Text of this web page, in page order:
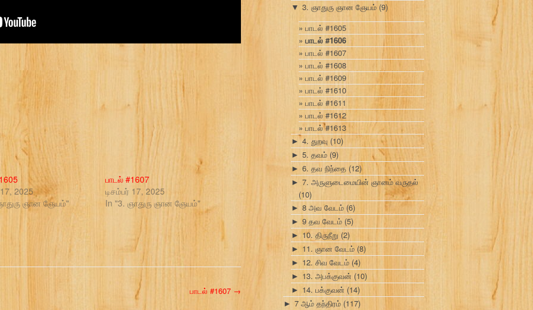
17, 2025
ஞான ஞேயம்"
பாடல் #1607
டிசம்பர் 17, 2025
In "3. ஞாதுரு ஞான ஞேயம்"
பாடல் #1607 →
▼ 3. ஞாதுரு ஞான ஞேயம் (9)
பாடல் #1605
பாடல் #1606
பாடல் #1607
பாடல் #1608
பாடல் #1609
பாடல் #1610
பாடல் #1611
பாடல் #1612
பாடல் #1613
► 4. துறவு (10)
► 5. தவம் (9)
► 6. தவ நிந்தை (12)
► 7. அருளுடைமையின் ஞானம் வருதல்
(10)
► 8 அவ வேடம் (6)
► 9 தவ வேடம் (5)
► 10. திருநீறு (2)
► 11. ஞான வேடம் (8)
► 12. சிவ வேடம் (4)
► 13. அபக்குவன் (10)
► 14. பக்குவன் (14)
► 7 ஆம் தந்திரம் (117)